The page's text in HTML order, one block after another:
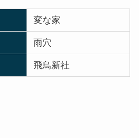
変な家
雨穴
飛鳥新社